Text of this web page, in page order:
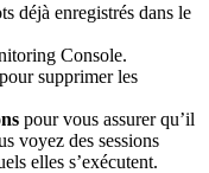
déjà enregistrés dans le
Console.
pour supprimer les
pour vous assurer qu’il
voyez des sessions
elles s’exécutent.